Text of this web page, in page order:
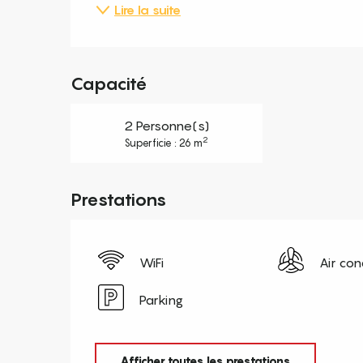
Lire la suite
Capacité
2 Personne(s)
Superficie : 26 m2
Prestations
WiFi Air
Parking